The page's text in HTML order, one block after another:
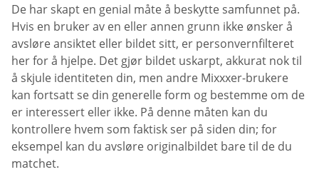
De har skapt en genial måte å beskytte samfunnet på.
Hvis en bruker av en eller annen grunn ikke ønsker å
avsløre ansiktet eller bildet sitt, er personvernfilteret
her for å hjelpe. Det gjør bildet uskarpt, akkurat nok til
å skjule identiteten din, men andre Mixxxer-brukere
kan fortsatt se din generelle form og bestemme om de
er interessert eller ikke. På denne måten kan du
kontrollere hvem som faktisk ser på siden din; for
eksempel kan du avsløre originalbildet bare til de du
matchet.